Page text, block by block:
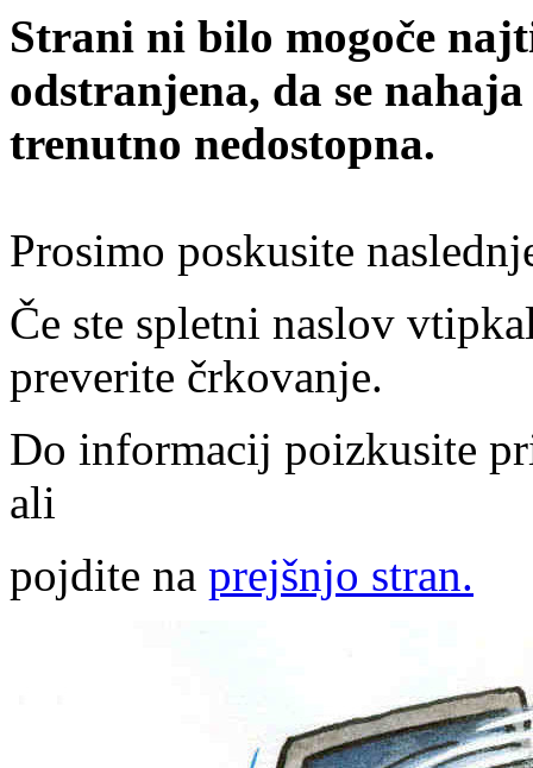
Strani ni bilo mogoče
odstranjena, da se
trenutno nedostopna.
Prosimo poskusite
Če ste spletni naslov
preverite črkovanje.
Do informacij poizkusite
ali
pojdite na prejšnjo stran.